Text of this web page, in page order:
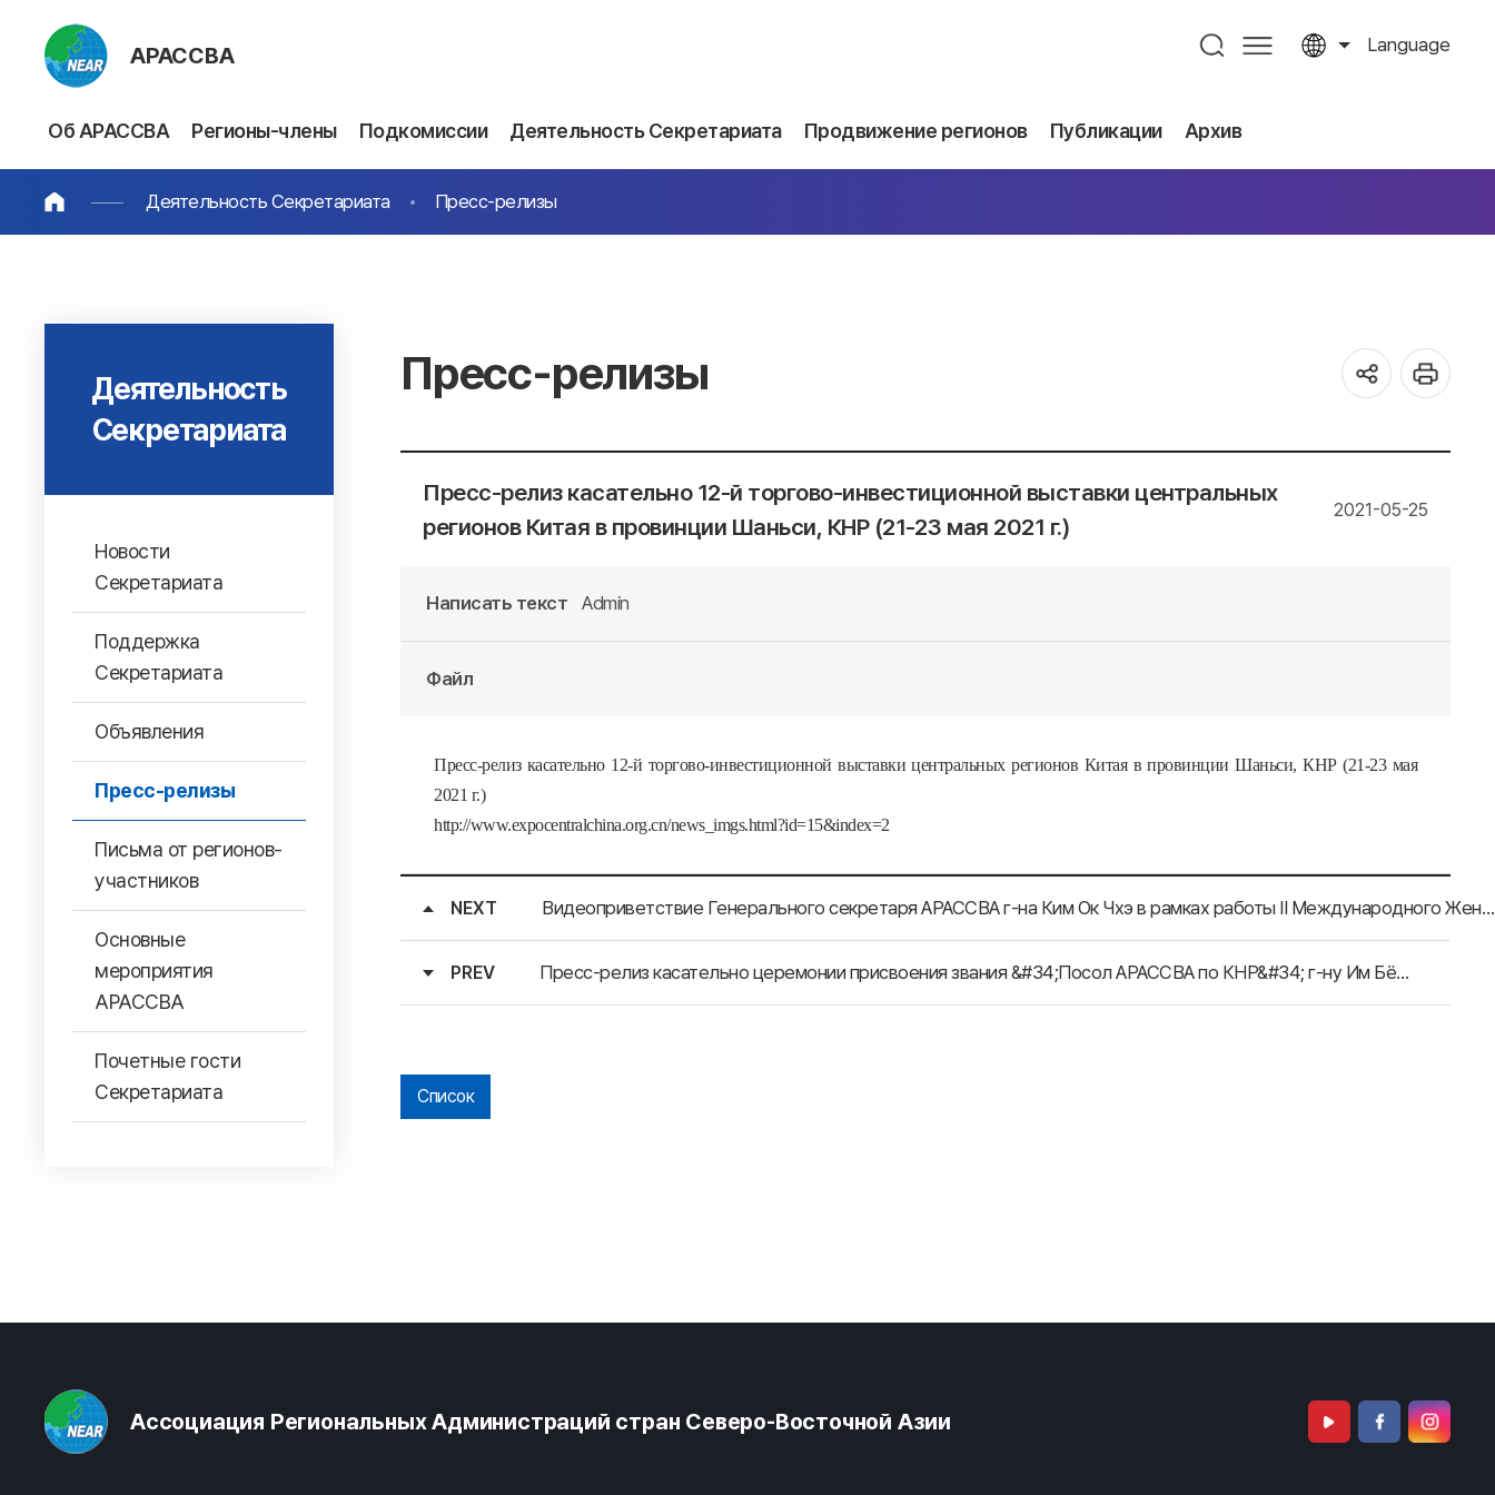
АРАССВА Language
Об АРАССВА Регионы-члены Подкомиссии Деятельность Секретариата Продвижение регионов Публикации Архив
Деятельность Секретариата Пресс-релизы
Деятельность
Секретариата
Новости
Секретариата
Поддержка
Секретариата
Объявления
Пресс-релизы
Письма от регионов-
участников
Основные
мероприятия
АРАССВА
Почетные гости
Секретариата
Пресс-релизы
Пресс-релиз касательно 12-й торгово-инвестиционной выставки центральных
регионов Китая в провинции Шаньси, КНР (21-23 мая 2021 г.)
2021-05-25
Написать текст Admin
Файл
Пресс-релиз касательно 12-й торгово-инвестиционной выставки центральных регионов Китая в провинции Шаньси, КНР (21-23 мая
2021 г.)
http://www.expocentralchina.org.cn/news_imgs.html?id=15&index=2
NEXT Видеоприветствие Генерального секретаря АРАССВА г-на Ким Ок Чхэ в рамках работы II Международного Женского Форума
PREV Пресс-релиз касательно церемонии присвоения звания &#34;Посол АРАССВА по КНР&#34; г-ну Им Бён Джин
Список
Ассоциация Региональных Администраций стран Северо-Восточной Азии